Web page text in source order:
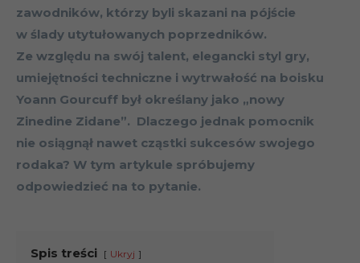
zawodników, którzy byli skazani na pójście
w ślady utytułowanych poprzedników.
Ze względu na swój talent, elegancki styl gry,
umiejętności techniczne i wytrwałość na boisku
Yoann Gourcuff był określany jako „nowy
Zinedine Zidane”. Dlaczego jednak pomocnik
nie osiągnął nawet cząstki sukcesów swojego
rodaka? W tym artykule spróbujemy
odpowiedzieć na to pytanie.
Spis treści Ukryj